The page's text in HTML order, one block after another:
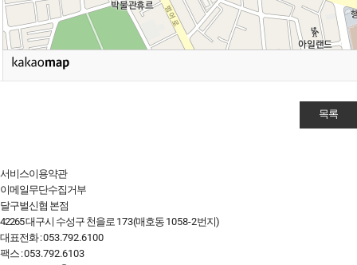
목록
서비스이용약관
이메일무단수집거부
달구벌신협 본점
42265 대구시 수성구 천을로 173(매호동 1058-2번지)
대표전화 :053.792.6100
팩스 :053.792.6103